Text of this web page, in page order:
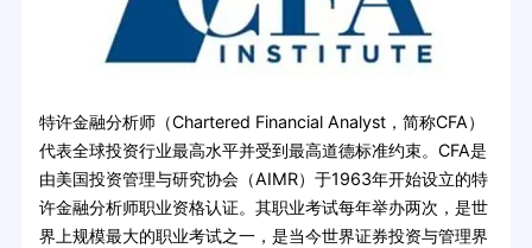
特许金融分析师（Chartered Financial Analyst，简称CFA）
代表全球投资行业最高水平并受到最高道德标准约束。CFA是
由美国投资管理与研究协会（AIMR）于1963年开始设立的特
许金融分析师职业资格认证。其职业考试每年举办两次，是世
界上规模最大的职业考试之一，是当今世界证券投资与管理界